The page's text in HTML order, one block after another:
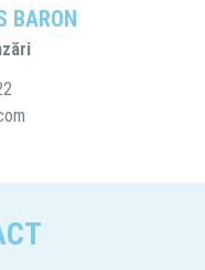
BARON